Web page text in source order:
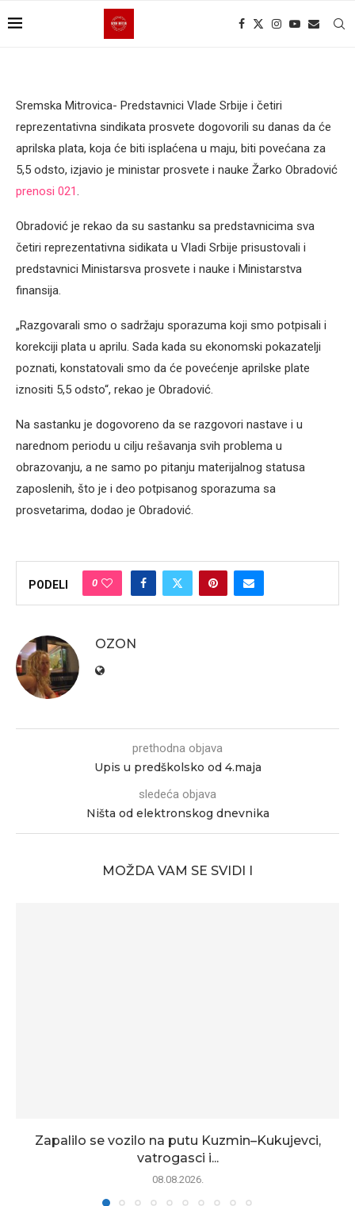
Sremska Mitrovica- Predstavnici Vlade Srbije i četiri
reprezentativna sindikata prosvete dogovorili su danas da će
aprilska plata, koja će biti isplaćena u maju, biti povećana za
5,5 odsto, izjavio je ministar prosvete i nauke Žarko Obradović
prenosi 021.
Obradović je rekao da su sastanku sa predstavnicima sva
četiri reprezentativna sidikata u Vladi Srbije prisustovali i
predstavnici Ministarsva prosvete i nauke i Ministarstva
finansija.
„Razgovarali smo o sadržaju sporazuma koji smo potpisali i
korekciji plata u aprilu. Sada kada su ekonomski pokazatelji
poznati, konstatovali smo da će povećenje aprilske plate
iznositi 5,5 odsto“, rekao je Obradović.
Na sastanku je dogovoreno da se razgovori nastave i u
narednom periodu u cilju rešavanja svih problema u
obrazovanju, a ne samo po pitanju materijalnog statusa
zaposlenih, što je i deo potpisanog sporazuma sa
prosvetarima, dodao je Obradović.
PODELI 0
OZON
prethodna objava
Upis u predškolsko od 4.maja
sledeća objava
Ništa od elektronskog dnevnika
MOŽDA VAM SE SVIDI I
Zapalilo se vozilo na putu Kuzmin–Kukujevci,
vatrogasci i...
08.08.2026.